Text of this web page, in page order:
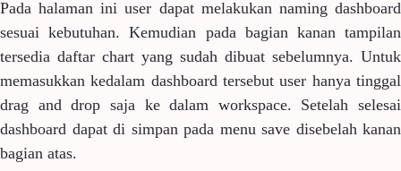
Pada halaman ini user dapat melakukan naming dashboard
sesuai kebutuhan. Kemudian pada bagian kanan tampilan
tersedia daftar chart yang sudah dibuat sebelumnya. Untuk
memasukkan kedalam dashboard tersebut user hanya tinggal
drag and drop saja ke dalam workspace. Setelah selesai
dashboard dapat di simpan pada menu save disebelah kanan
bagian atas.